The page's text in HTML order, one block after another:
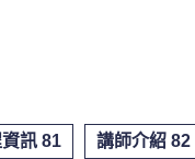
訊 81 講師介紹 82